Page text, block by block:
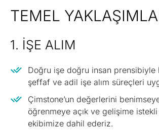
TEMEL
1. İŞE ALIM
Doğru işe doğru insan prensibiyle
şeffaf ve adil işe alım süreçleri
Çimstone’un değerlerini
öğrenmeye açık ve gelişime istekli
ekibimize dahil ederiz.